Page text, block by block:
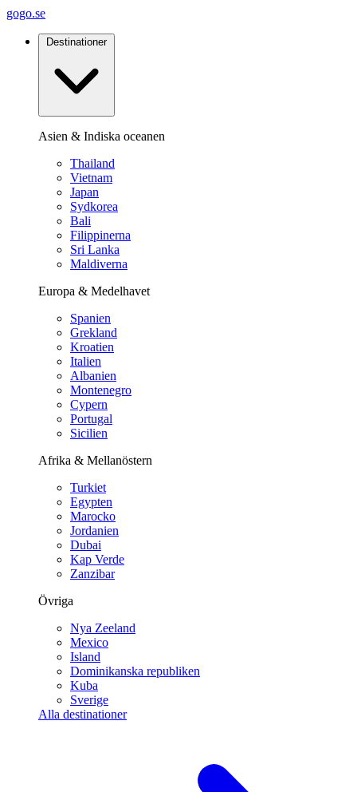
gogo.se
Destinationer
Asien & Indiska oceanen
Thailand
Vietnam
Japan
Sydkorea
Bali
Filippinerna
Sri Lanka
Maldiverna
Europa & Medelhavet
Spanien
Grekland
Kroatien
Italien
Albanien
Montenegro
Cypern
Portugal
Sicilien
Afrika & Mellanöstern
Turkiet
Egypten
Marocko
Jordanien
Dubai
Kap Verde
Zanzibar
Övriga
Nya Zeeland
Mexico
Island
Dominikanska republiken
Kuba
Sverige
Alla destinationer